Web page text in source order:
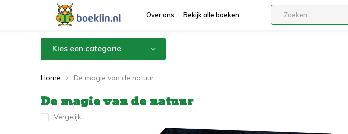
Over ons Bekijk alle boeken
Kies een categorie
Home De magie van de natuur
De magie van de natuur
Vergelijk